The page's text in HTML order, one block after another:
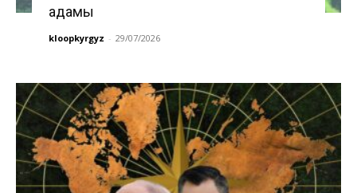
адамы
kloopkyrgyz - 29/07/2026